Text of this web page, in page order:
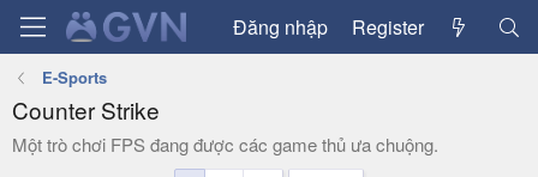
Đăng nhập Register
E-Sports
Counter Strike
Một trò chơi FPS đang được các game thủ ưa chuộng.